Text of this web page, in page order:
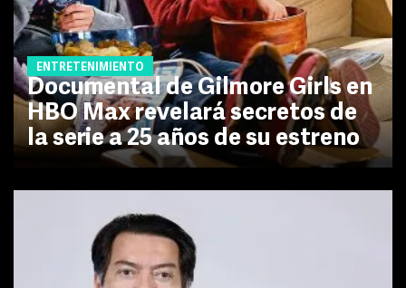
ENTRETENIMIENTO
Documental de Gilmore Girls en
HBO Max revelará secretos de
la serie a 25 años de su estreno